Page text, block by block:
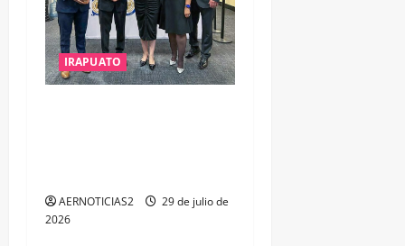
IRAPUATO
AERNOTICIAS2
29 de julio de
2026